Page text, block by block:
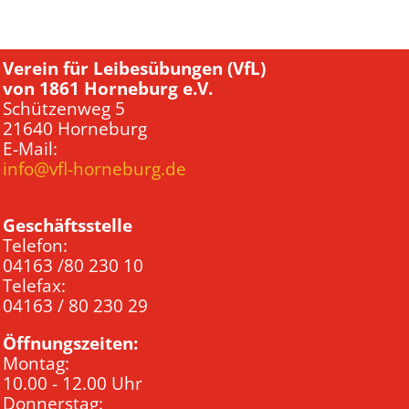
Verein für Leibesübungen (VfL)
von 1861 Horneburg e.V.
Schützenweg 5
21640 Horneburg
E-Mail:
info@vfl-horneburg.de
Geschäftsstelle
Telefon:
04163 /80 230 10
Telefax:
04163 / 80 230 29
Öffnungszeiten:
Montag:
10.00 - 12.00 Uhr
Donnerstag: